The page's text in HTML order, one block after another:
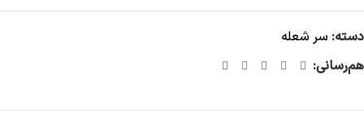
دسته: سر شعله
هم‌رسانی: